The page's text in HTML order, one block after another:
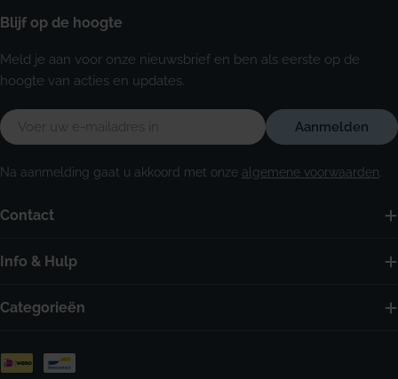
Contact
Info & Hulp
Categorieën
Blijf op de hoogte
Meld je aan voor onze nieuwsbrief en ben als eerste op de
hoogte van acties en updates.
E-
mail
Aanmelden
Na aanmelding gaat u akkoord met onze algemene voorwaarden
Betaalmethoden